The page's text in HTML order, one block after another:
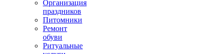
Организация
праздников
Питомники
Ремонт
обуви
Ритуальные